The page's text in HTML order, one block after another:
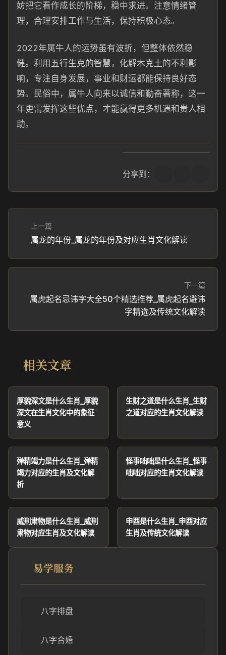
妨把它看作成长的阶梯，稳中求进。注意情绪管
理，合理安排工作与生活，保持积极心态。
2022年属牛人的运势虽有波折，但整体依然稳
健。利用五行生克的智慧，化解木克土的不利影
响，专注自身发展，事业和财运都能保持良好态
势。民俗中，属牛人向来以诚信和勤奋著称，这一
年更需发挥这些优点，才能赢得更多机遇和贵人相
助。
分享到：
上一篇
属龙的年份_属龙的年份及对应生肖文化解读
下一篇
属虎起名忌讳字大全50个精选推荐_属虎起名避讳
字精选及传统文化解读
相关文章
厚貌深文是什么生肖_厚貌
深文在生肖文化中的象征
意义
生财之道是什么生肖_生财
之道对应的生肖文化解读
殚精竭力是什么生肖_殚精
竭力对应的生肖及文化解
析
怪事咄咄是什么生肖_怪事
咄咄对应的生肖文化解读
威刑肃物是什么生肖_威刑
肃物对应生肖及文化解读
申酉是什么生肖_申酉对应
生肖及传统文化解读
易学服务
八字排盘
八字合婚